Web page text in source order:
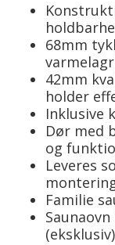
68mm
42mm
holder
Inklusive
Dør med
og
Leveres
Familie
(eksklusiv)